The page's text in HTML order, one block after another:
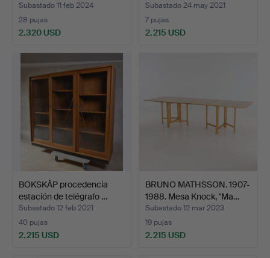
Subastado 11 feb 2024
28 pujas
2.320 USD
Subastado 24 may 2021
7 pujas
2.215 USD
BOKSKÅP procedencia
estación de telégrafo …
Subastado 12 feb 2021
40 pujas
2.215 USD
BRUNO MATHSSON. 1907-
1988. Mesa Knock, "Ma…
Subastado 12 mar 2023
19 pujas
2.215 USD